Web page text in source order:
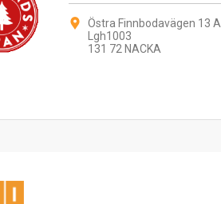
Östra Finnbodavägen 13 A
Lgh1003
131 72 NACKA